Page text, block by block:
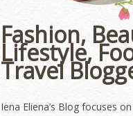
Fashion,
Lifestyle,
Travel
Iena Eliena’s Blog focuses